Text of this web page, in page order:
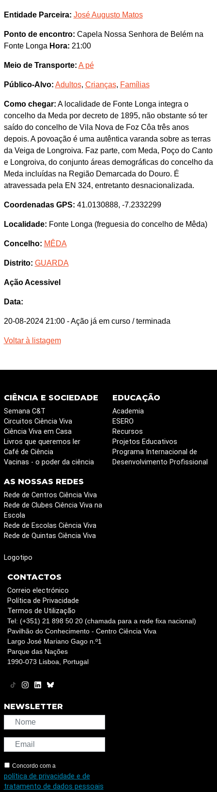
Entidade Parceira: José Augusto Matos
Ponto de encontro: Capela Nossa Senhora de Belém na
Fonte Longa Hora: 21:00
Meio de Transporte: A pé
Público-Alvo: Adultos, Crianças, Famílias
Como chegar: A localidade de Fonte Longa integra o
concelho da Meda por decreto de 1895, não obstante só ter
saído do concelho de Vila Nova de Foz Côa três anos
depois. A povoação é uma autêntica varanda sobre as terras
da Veiga de Longroiva. Faz parte, com Meda, Poço do Canto
e Longroiva, do conjunto áreas demográficas do concelho da
Meda incluídas na Região Demarcada do Douro. É
atravessada pela EN 324, entretanto desnacionalizada.
Coordenadas GPS: 41.0130888, -7.2332299
Localidade: Fonte Longa (freguesia do concelho de Mêda)
Concelho: MÊDA
Distrito: GUARDA
Ação Acessivel
Data:
20-08-2024 21:00 - Ação já em curso / terminada
Voltar à listagem
CIÊNCIA E SOCIEDADE
Semana C&T
Circuitos Ciência Viva
Ciência Viva em Casa
Livros que queremos ler
Café de Ciência
Vacinas - o poder da ciência
EDUCAÇÃO
Academia
ESERO
Recursos
Projetos Educativos
Programa Internacional de
Desenvolvimento Profissional
AS NOSSAS REDES
Rede de Centros Ciência Viva
Rede de Clubes Ciência Viva na
Escola
Rede de Escolas Ciência Viva
Rede de Quintas Ciência Viva
Logotipo
CONTACTOS
Correio electrónico
Política de Privacidade
Termos de Utilização
Tel: (+351) 21 898 50 20 (chamada para a rede fixa nacional)
Pavilhão do Conhecimento - Centro Ciência Viva
Largo José Mariano Gago n.º1
Parque das Nações
1990-073 Lisboa, Portugal
NEWSLETTER
Concordo com a
política de privacidade e de
tratamento de dados pessoais